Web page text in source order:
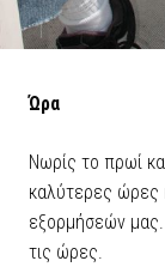
Ώρα
Νωρίς το πρωί
καλύτερες ώρες
εξορμήσεών μας.
τις ώρες.